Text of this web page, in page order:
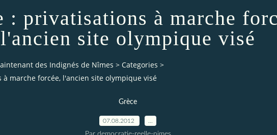
: privatisations à marche
l'ancien site olympique visé
des Indignés de Nîmes > Categories >
à marche forcée, l'ancien site olympique visé
Grèce
07.08.2012